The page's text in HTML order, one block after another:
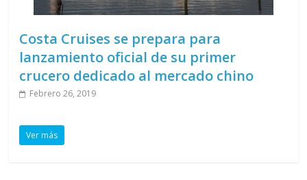
Costa Cruises se prepara para
lanzamiento oficial de su primer
crucero dedicado al mercado chino
Febrero 26, 2019
Ver más